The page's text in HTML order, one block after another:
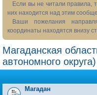
Если вы не читали правила,
них находится над этим
Ваши пожелания
координаты находятся внизу
Магаданская
автономного
Магадан